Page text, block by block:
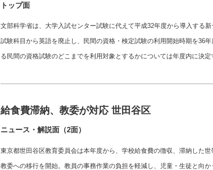
トップ面
文部科学省は、大学入試センター試験に代えて平成32年度から導入する新
試験科目から英語を廃止し、民間の資格・検定試験の利用開始時期を36
る民間の資格試験のどこまでを利用対象とするかについては年度内に決定
給食費滞納、教委が対応 世田谷区
ニュース・解説面（2面）
東京都世田谷区教育委員会は本年度から、学校給食費の徴収、滞納した
教委への移行を開始。教員の事務作業の負担を軽減し、児童・生徒と向か